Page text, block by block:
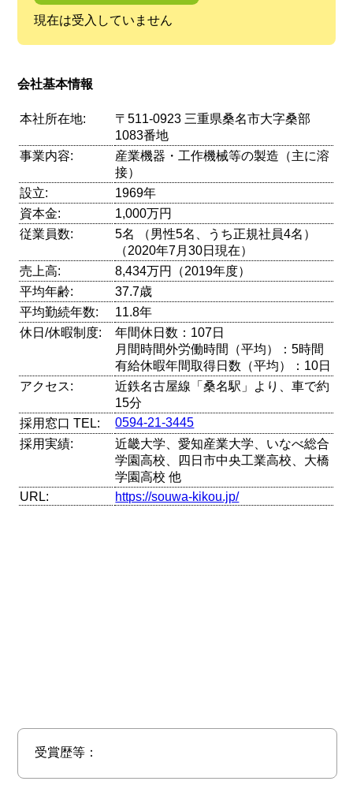
現在は受入していません
会社基本情報
本社所在地:
〒511-0923 三重県桑名市大字桑部
1083番地
事業内容:
産業機器・工作機械等の製造（主に溶
接）
設立:
1969年
資本金:
1,000万円
従業員数:
5名 （男性5名、うち正規社員4名）
（2020年7月30日現在）
売上高:
8,434万円（2019年度）
平均年齢:
37.7歳
平均勤続年数:
11.8年
休日/休暇制度:
年間休日数：107日
月間時間外労働時間（平均）：5時間
有給休暇年間取得日数（平均）：10日
アクセス:
近鉄名古屋線「桑名駅」より、車で約
15分
採用窓口 TEL:
0594-21-3445
採用実績:
近畿大学、愛知産業大学、いなべ総合
学園高校、四日市中央工業高校、大橋
学園高校 他
URL:
https://souwa-kikou.jp/
受賞歴等：